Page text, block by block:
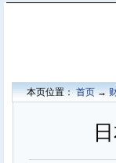
本页位置：首页→